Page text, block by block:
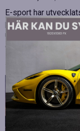
E-sport har
professionell
utgången av en
och spelmekaniker,